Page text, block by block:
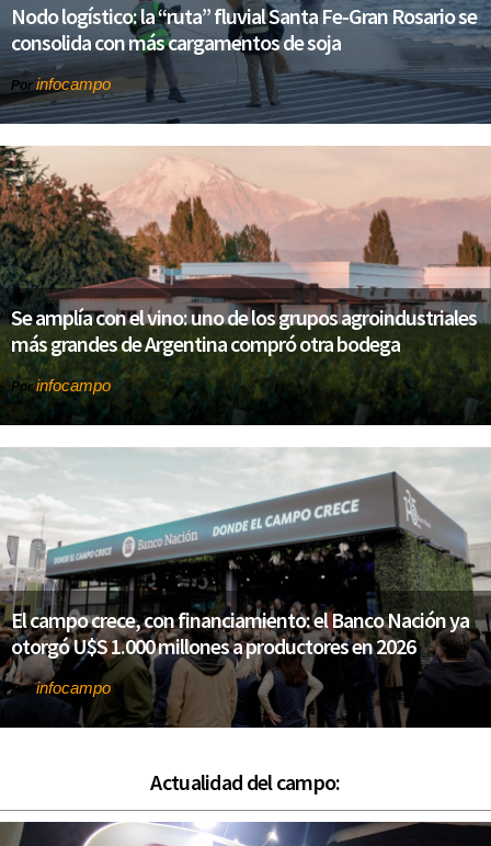
Nodo logístico: la “ruta” fluvial Santa Fe-Gran Rosario se
consolida con más cargamentos de soja
Por infocampo
Se amplía con el vino: uno de los grupos agroindustriales
más grandes de Argentina compró otra bodega
Porinfocampo
El campo crece, con financiamiento: el Banco Nación ya
otorgó U$S 1.000 millones a productores en 2026
Porinfocampo
Actualidad del campo: